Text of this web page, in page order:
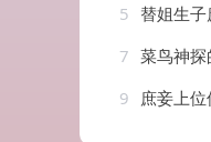
5 替姐生
7 菜鸟神
9
庶妾上位